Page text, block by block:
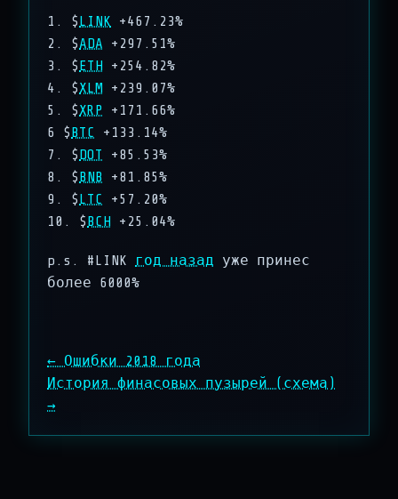
1. $LINK +467.23%
2. $ADA +297.51%
3. $ETH +254.82%
4. $XLM +239.07%
5. $XRP
+171.66%
6 $BTC
+133.14%
7. $DOT
+85.53%
8. $BNB
+81.85%
9. $LTC
+57.20%
10. $BCH +25.04%
p.s. #LINK год назад уже принес
более 6000%
НАВИГАЦИЯ ПО ЗАПИСЯМ
← Ошибки 2018 года
История финасовых пузырей (схема)
→